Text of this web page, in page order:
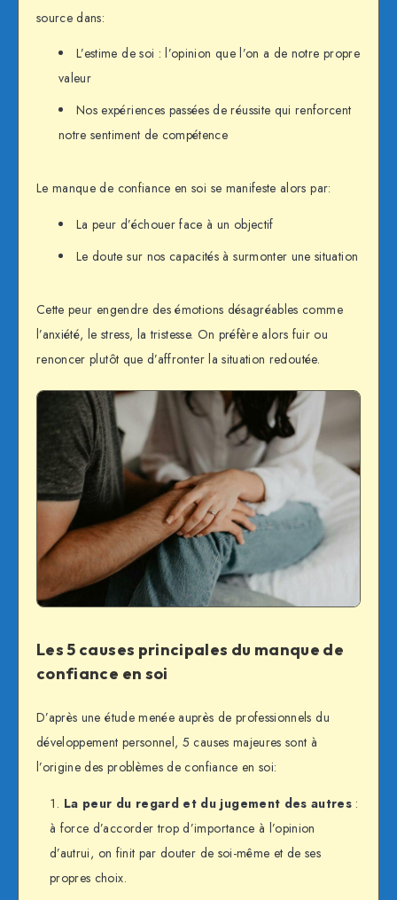
source dans:
L’estime de soi : l’opinion que l’on a de notre propre
valeur
Nos expériences passées de réussite qui renforcent
notre sentiment de compétence
Le manque de confiance en soi se manifeste alors par:
La peur d’échouer face à un objectif
Le doute sur nos capacités à surmonter une situation
Cette peur engendre des émotions désagréables comme
l’anxiété, le stress, la tristesse. On préfère alors fuir ou
renoncer plutôt que d’affronter la situation redoutée.
Les 5 causes principales du manque de
confiance en soi
D’après une étude menée auprès de professionnels du
développement personnel, 5 causes majeures sont à
l’origine des problèmes de confiance en soi:
La peur du regard et du jugement des autres :
à force d’accorder trop d’importance à l’opinion
d’autrui, on finit par douter de soi-même et de ses
propres choix.